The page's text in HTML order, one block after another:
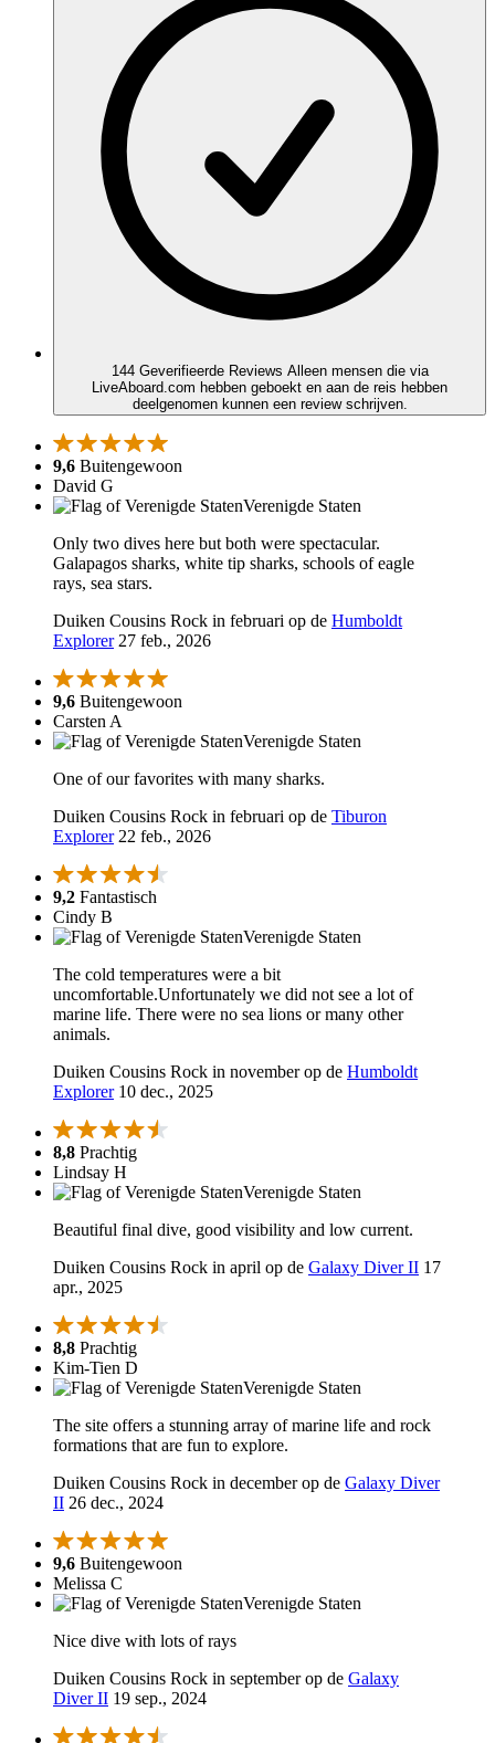
144 Geverifieerde Reviews Alleen mensen die via
LiveAboard.com hebben geboekt en aan de reis hebben
deelgenomen kunnen een review schrijven.
9,6 Buitengewoon
David G
Verenigde Staten
Only two dives here but both were spectacular.
Galapagos sharks, white tip sharks, schools of eagle
rays, sea stars.
Duiken Cousins Rock in februari op de Humboldt
Explorer 27 feb., 2026
9,6 Buitengewoon
Carsten A
Verenigde Staten
One of our favorites with many sharks.
Duiken Cousins Rock in februari op de Tiburon
Explorer 22 feb., 2026
9,2 Fantastisch
Cindy B
Verenigde Staten
The cold temperatures were a bit
uncomfortable.Unfortunately we did not see a lot of
marine life. There were no sea lions or many other
animals.
Duiken Cousins Rock in november op de Humboldt
Explorer 10 dec., 2025
8,8 Prachtig
Lindsay H
Verenigde Staten
Beautiful final dive, good visibility and low current.
Duiken Cousins Rock in april op de Galaxy Diver II 17
apr., 2025
8,8 Prachtig
Kim-Tien D
Verenigde Staten
The site offers a stunning array of marine life and rock
formations that are fun to explore.
Duiken Cousins Rock in december op de Galaxy Diver
II 26 dec., 2024
9,6 Buitengewoon
Melissa C
Verenigde Staten
Nice dive with lots of rays
Duiken Cousins Rock in september op de Galaxy
Diver II 19 sep., 2024